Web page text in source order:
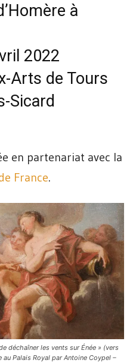
à
2022
Arts de Tours
Sicard
en partenariat avec la
France.
déchaîner les vents sur Énée » (vers
au Palais Royal par Antoine Coypel –